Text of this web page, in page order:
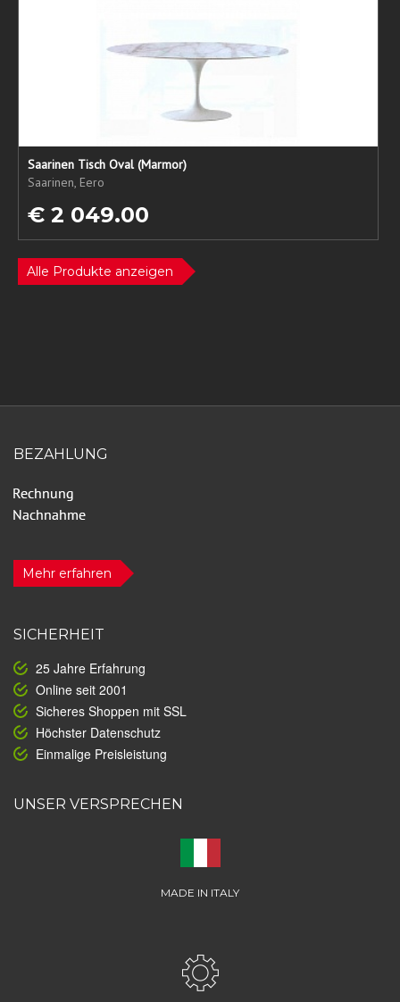
Saarinen Tisch Oval (Marmor)
Saarinen, Eero
€ 2 049.00
Alle Produkte anzeigen
BEZAHLUNG
Mehr erfahren
SICHERHEIT
25 Jahre Erfahrung
Online seit 2001
Sicheres Shoppen mit SSL
Höchster Datenschutz
Einmalige Preisleistung
UNSER VERSPRECHEN
MADE IN ITALY